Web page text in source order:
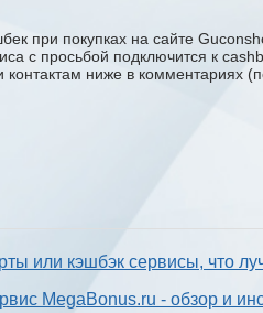
при покупках на сайте
с проcьбой подключится к
контактам ниже в
или кэшбэк сервисы, что
MegaBonus.ru - обзор и